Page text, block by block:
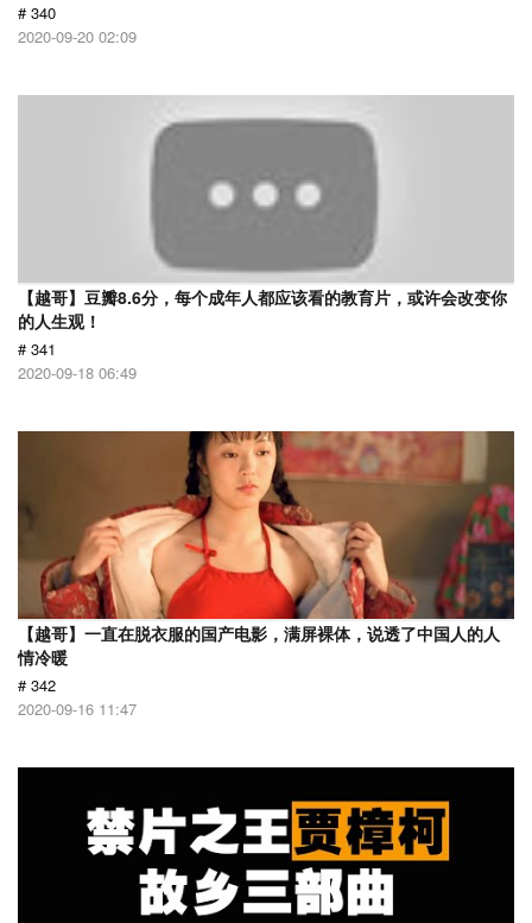
# 340
2020-09-20 02:09
【越哥】豆瓣8.6分，每个成年人都应该看的教育片，或许会改变你
的人生观！
# 341
2020-09-18 06:49
【越哥】一直在脱衣服的国产电影，满屏裸体，说透了中国人的人
情冷暖
# 342
2020-09-16 11:47